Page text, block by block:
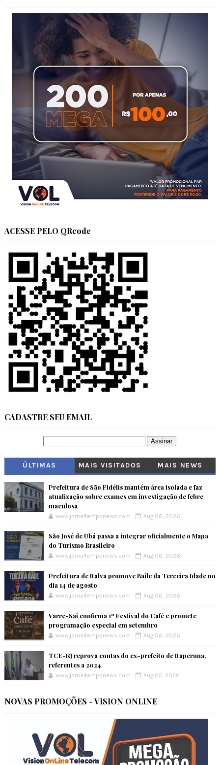
ACESSE PELO QRcode
CADASTRE SEU EMAIL
ÚLTIMAS MAIS VISITADOS MAIS NEWS
Prefeitura de São Fidélis mantém área isolada e faz
atualização sobre exames em investigação de febre
maculosa
www.jornaltemponews.com Aug 06, 2026
São José de Ubá passa a integrar oficialmente o Mapa
do Turismo Brasileiro
www.jornaltemponews.com Aug 06, 2026
Prefeitura de Italva promove Baile da Terceira Idade no
dia 14 de agosto
www.jornaltemponews.com Aug 06, 2026
Varre-Sai confirma 1º Festival do Café e promete
programação especial em setembro
www.jornaltemponews.com Aug 06, 2026
TCE-RJ reprova contas do ex-prefeito de Itaperuna,
referentes a 2024
www.jornaltemponews.com Aug 05, 2026
NOVAS PROMOÇÕES - VISION ONLINE